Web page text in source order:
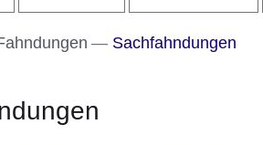
Sachfahndungen